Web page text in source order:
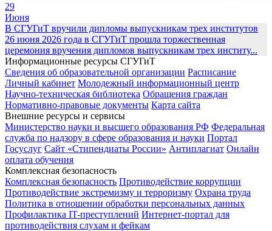
29
Июня
В СГУГиТ вручили дипломы выпускникам трех институтов
26 июня 2026 года в СГУГиТ прошла торжественная
церемония вручения дипломов выпускникам трех институ...
Информационные ресурсы СГУГиТ
Сведения об образовательной организации Расписание
Личный кабинет Молодежный информационный центр
Научно-техническая библиотека Обращения граждан
Нормативно-правовые документы Карта сайта
Внешние ресурсы и сервисы
Министерство науки и высшего образования РФ Федеральная
служба по надзору в сфере образования и науки Портал
Госуслуг Сайт «Стипендиаты России» Антиплагиат Онлайн
оплата обучения
Комплексная безопасность
Комплексная безопасность Противодействие коррупции
Противодействие экстремизму и терроризму Охрана труда
Политика в отношении обработки персональных данных
Профилактика IT-преступлений Интернет-портал для
противодействия слухам и фейкам